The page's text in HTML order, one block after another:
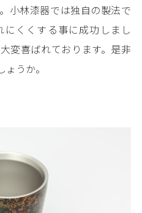
小林漆器では独自の製法で
くくする事に成功しまし
変喜ばれております。是非
うか。